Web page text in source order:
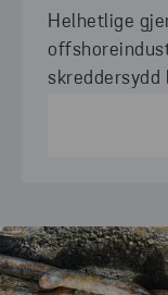
Helhetlige
skreddersydd